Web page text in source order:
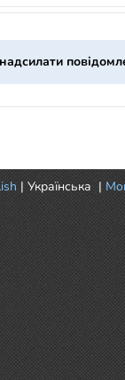
| Українська |